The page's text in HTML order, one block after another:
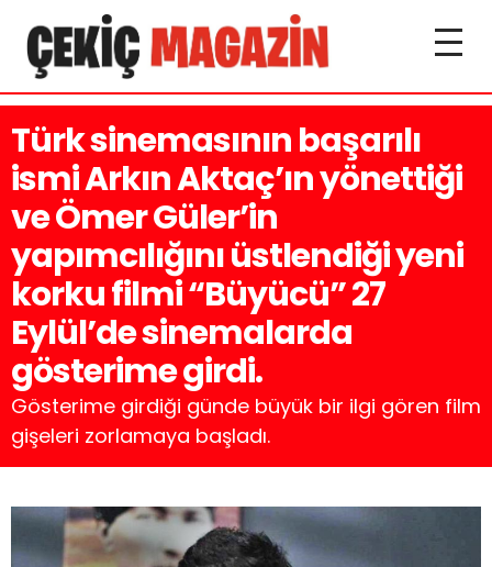
Türk sinemasının başarılı
ismi Arkın Aktaç’ın yönettiği
ve Ömer Güler’in
yapımcılığını üstlendiği yeni
korku filmi “Büyücü” 27
Eylül’de sinemalarda
gösterime girdi.
Gösterime girdiği günde büyük bir ilgi gören film
gişeleri zorlamaya başladı.